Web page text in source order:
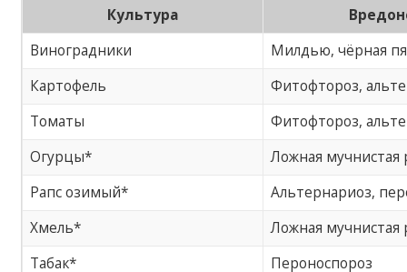
Культура
Виноградники
Милдью, чёрная
Картофель
Фитофтороз,
Томаты
Фитофтороз,
Огурцы*
Ложная мучнистая
Рапс озимый*
Альтернариоз,
Хмель*
Ложная мучнистая
Табак*
Пероноспороз